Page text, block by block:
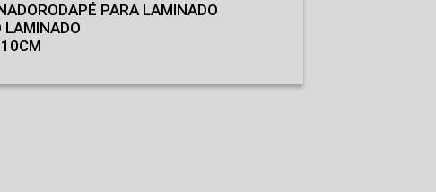
RODAPÉ PARA LAMINADO
LAMINADO
10CM